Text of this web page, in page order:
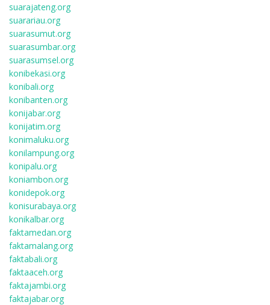
suarajateng.org
suarariau.org
suarasumut.org
suarasumbar.org
suarasumsel.org
konibekasi.org
konibali.org
konibanten.org
konijabar.org
konijatim.org
konimaluku.org
konilampung.org
konipalu.org
koniambon.org
konidepok.org
konisurabaya.org
konikalbar.org
faktamedan.org
faktamalang.org
faktabali.org
faktaaceh.org
faktajambi.org
faktajabar.org